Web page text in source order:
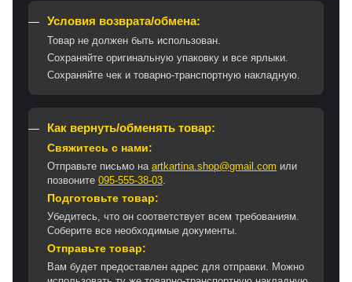
Условия возврата/обмена:
Товар не должен быть использован.
Сохраняйте оригинальную упаковку и все ярлыки.
Сохраняйте чек и товарно-транспортную накладную.
Как вернуть/обменять товар:
Свяжитесь с нами:
Отправьте письмо на artkartina.shop@gmail.com или
позвоните 095-555-38-03
Подготовьте товар:
Убедитесь, что он соответствует всем требованиям.
Соберите все необходимые документы.
Отправьте товар:
Вам будет предоставлен адрес для отправки. Можно